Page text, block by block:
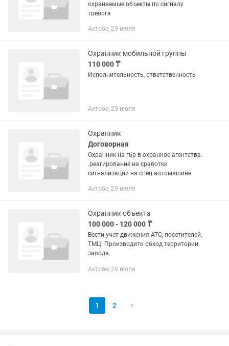
охраняемые объекты по сигналу
тревога
Актобе, 29 июля
Охранник мобильной группы
110 000 ₸
Исполнительность, ответственность
Актобе, 29 июля
Охранник
Договорная
Охранник на гбр в охранное агентства.
.реагирование на сработки
сигнализации на спец автомашине
Актобе, 29 июля
Охранник объекта
100 000 - 120 000 ₸
Вести учет движения АТС, посетителей,
ТМЦ. Производить обход территории
завода.
Актобе, 29 июля
1 2